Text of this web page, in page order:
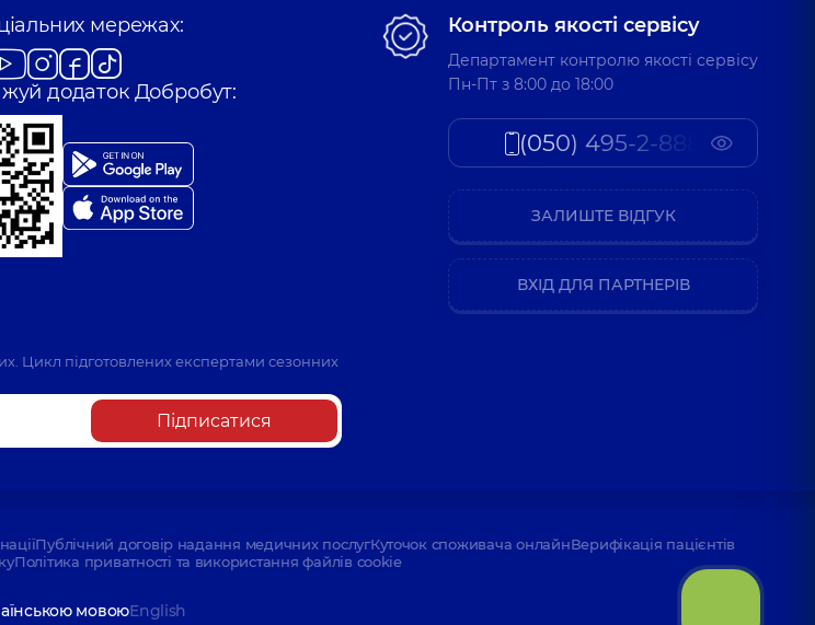
мережах:
додаток Добробут:
Цикл підготовлених експертами сезонних
Підписатися
Контроль якості сервісу
Департамент контролю якості сервісу
Пн-Пт з 8:00 до 18:00
(050) 495-2-888
ЗАЛИШТЕ ВІДГУК
ВХІД ДЛЯ ПАРТНЕРІВ
Публічний договір надання медичних послугКуточок споживача онлайнВерифікація пацієнтів
Політика приватності та використання файлів cookie
мовоюEnglish